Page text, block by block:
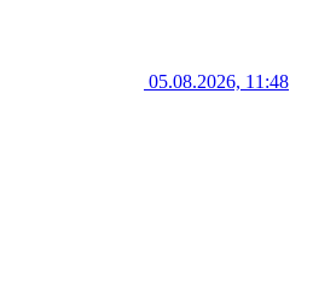
05.08.2026, 11:48